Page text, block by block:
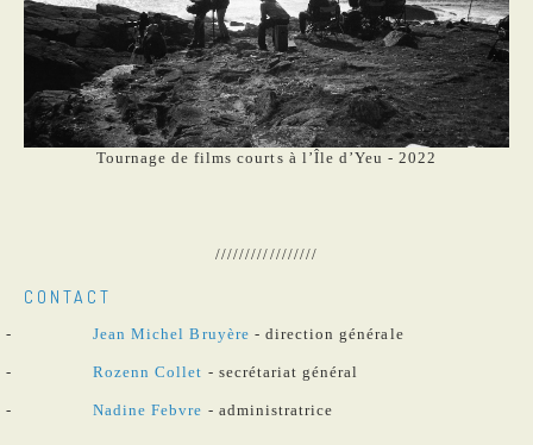
Tournage de films courts à l’Île d’Yeu - 2022
/////////////////
CONTACT
Jean Michel Bruyère - direction générale
Rozenn Collet - secrétariat général
Nadine Febvre - administratrice